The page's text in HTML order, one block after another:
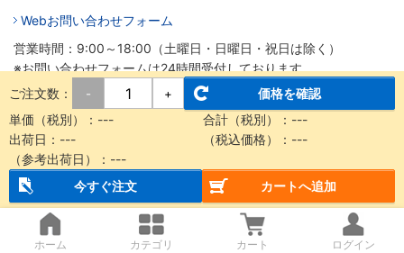
Webお問い合わせフォーム
営業時間：9:00～18:00（土曜日・日曜日・祝日は除く）
※お問い合わせフォームは24時間受付しております。
ご注文数：
- +
価格を確認
単価（税別）： --- 合計（税別）： ---
出荷日： --- （税込価格）： ---
（参考出荷日）： ---
今すぐ注文
カートへ追加
ホーム カテゴリ カート ログイン